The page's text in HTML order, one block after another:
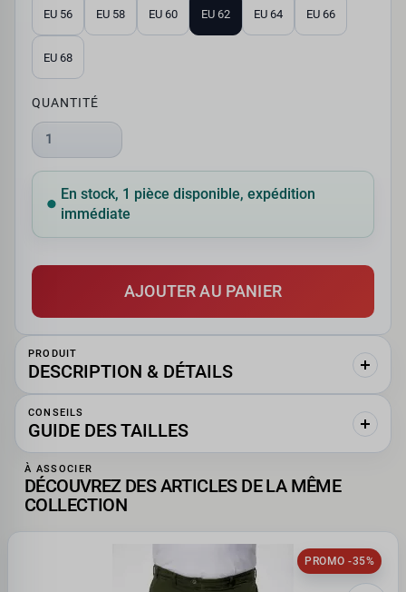
EU 56 EU 58 EU 60 EU 62 EU 64 EU 66
EU 68
QUANTITÉ
1
En stock, 1 pièce disponible, expédition
immédiate
AJOUTER AU PANIER
PRODUIT
DESCRIPTION & DÉTAILS
CONSEILS
GUIDE DES TAILLES
À ASSOCIER
DÉCOUVREZ DES ARTICLES DE LA MÊME
COLLECTION
PROMO -35%